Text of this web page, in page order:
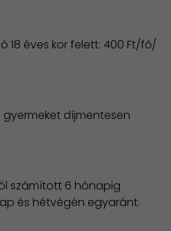
18 éves kor felett: 400 Ft/fő/
gyermeket díjmentesen
számított 6 hónapig
és hétvégén egyaránt.